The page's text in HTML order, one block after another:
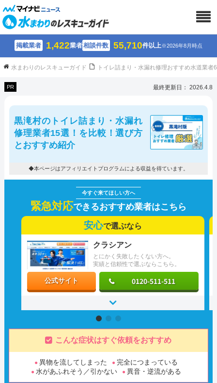
掲載業者 1,422業者相談件数 55,710件以上※2026年8月時点
水まわりのレスキューガイド トイレ詰まり・水漏れ修理おすすめ水道業
PR 最終更新日： 2026.4.8
黒滝村のトイレ詰まり・水漏れ
修理業者15選！を比較！選び方
とおすすめ紹介
◆本ページはアフィリエイトプログラムによる収益を得ています。
緊急対応できるおすすめ業者はこちら
安心で選ぶなら
とにかく失敗したくない方へ。
実績と信頼性で選ぶならこちら。
クラシアン
公式サイト 0120-511-511
こんな症状はすぐ依頼をおすすめ
異物を流してしまった
完全につまっている
水があふれそう／引かない
異音・逆流がある